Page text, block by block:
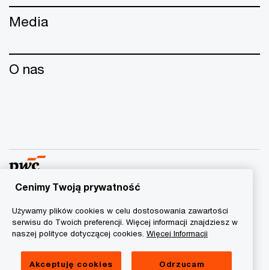
Media
O nas
© 2018 - 2026 PwC. Wszelkie prawa zastrzeżone. Nazwa
PwC odnosi się do firm wchodzących w skład sieci PwC, z
których każda stanowi odrębny podmiot prawny. Więcej
Cenimy Twoją prywatność
Używamy plików cookies w celu dostosowania zawartości
serwisu do Twoich preferencji. Więcej informacji znajdziesz w
naszej polityce dotyczącej cookies. Więcej Informacji
Akceptuję cookies Odrzucam